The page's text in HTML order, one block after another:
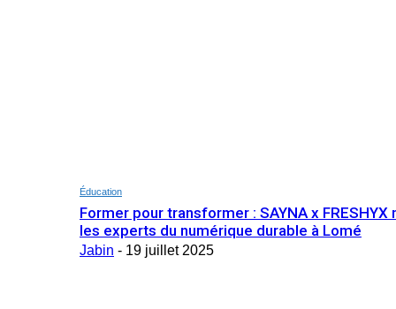
Éducation
Former pour transformer : SAYNA x FRESHYX
les experts du numérique durable à Lomé
Jabin - 19 juillet 2025